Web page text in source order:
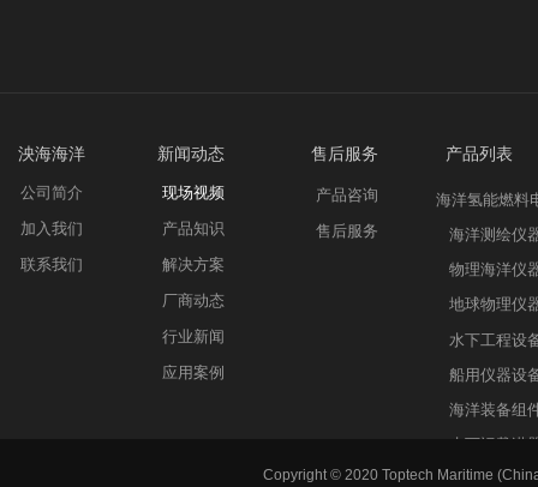
海洋氢能燃料
海洋测绘仪
物理海洋仪
地球物理仪
水下工程设
船用仪器设
海洋装备组
水下运载潜
产品咨询
售后服务
现场视频
产品知识
解决方案
厂商动态
行业新闻
应用案例
公司简介
加入我们
联系我们
泱海海洋 新闻动态 售后服务 产品列表
Copyright © 2020 Toptech Maritime